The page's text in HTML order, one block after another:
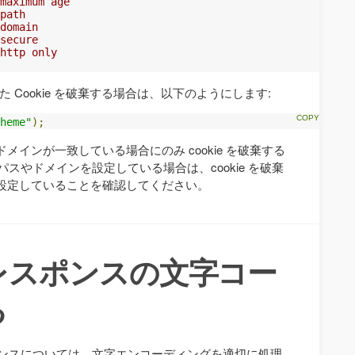
only
Cookie を破棄する場合は、以下のようにします:
);
インが一致している場合にのみ cookie を破棄する
スやドメインを設定している場合は、cookie を破棄
していることを確認してください。
ポンスの文字コー